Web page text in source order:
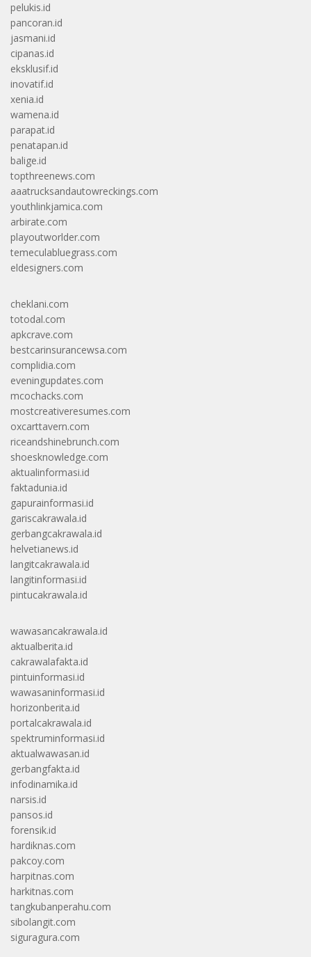
pelukis.id
pancoran.id
jasmani.id
cipanas.id
eksklusif.id
inovatif.id
xenia.id
wamena.id
parapat.id
penatapan.id
balige.id
topthreenews.com
aaatrucksandautowreckings.com
youthlinkjamica.com
arbirate.com
playoutworlder.com
temeculabluegrass.com
eldesigners.com
cheklani.com
totodal.com
apkcrave.com
bestcarinsurancewsa.com
complidia.com
eveningupdates.com
mcochacks.com
mostcreativeresumes.com
oxcarttavern.com
riceandshinebrunch.com
shoesknowledge.com
aktualinformasi.id
faktadunia.id
gapurainformasi.id
gariscakrawala.id
gerbangcakrawala.id
helvetianews.id
langitcakrawala.id
langitinformasi.id
pintucakrawala.id
wawasancakrawala.id
aktualberita.id
cakrawalafakta.id
pintuinformasi.id
wawasaninformasi.id
horizonberita.id
portalcakrawala.id
spektruminformasi.id
aktualwawasan.id
gerbangfakta.id
infodinamika.id
narsis.id
pansos.id
forensik.id
hardiknas.com
pakcoy.com
harpitnas.com
harkitnas.com
tangkubanperahu.com
sibolangit.com
siguragura.com